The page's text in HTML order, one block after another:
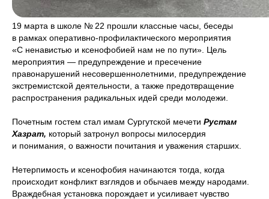
19 марта в школе № 22 прошли классные часы, беседы
в рамках оперативно-профилактического мероприятия
«С ненавистью и ксенофобией нам не по пути». Цель
мероприятия — предупреждение и пресечение
правонарушений несовершеннолетними, предупреждение
экстремистской деятельности, а также предотвращение
распространения радикальных идей среди молодежи.
Почетным гостем стал имам Сургутской мечети Рустам
Хазрат, который затронул вопросы милосердия
и понимания, о важности почитания и уважения старших.
Нетерпимость и ксенофобия начинаются тогда, когда
происходит конфликт взглядов и обычаев между народами.
Враждебная установка порождает и усиливает чувство